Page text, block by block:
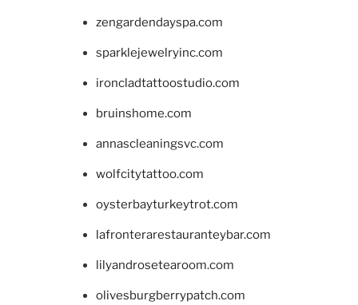
zengardendayspa.com
sparklejewelryinc.com
ironcladtattoostudio.com
bruinshome.com
annascleaningsvc.com
wolfcitytattoo.com
oysterbayturkeytrot.com
lafronterarestauranteybar.com
lilyandrosetearoom.com
olivesburgberrypatch.com